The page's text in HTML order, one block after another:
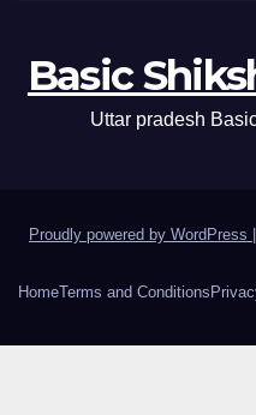
Basic
Uttar pradesh
Proudly powered by WordPress |
HomeTerms and Conditions